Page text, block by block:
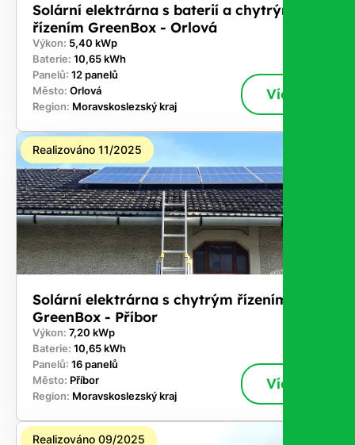
Solární elektrárna s baterií a chytrým
řízením GreenBox - Orlová
Výkon: 5,40 kWp
Baterie: 10,65 kWh
Panelů: 12 panelů
Město: Orlová
Region: Moravskoslezský kraj
Více
Realizováno 11/2025
Solární elektrárna s chytrým řízením
GreenBox - Příbor
Výkon: 7,20 kWp
Baterie: 10,65 kWh
Panelů: 16 panelů
Město: Příbor
Region: Moravskoslezský kraj
Více
Realizováno 09/2025